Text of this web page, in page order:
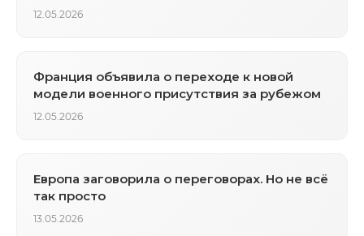
12.05.2026
Франция объявила о переходе к новой
модели военного присутствия за рубежом
12.05.2026
Европа заговорила о переговорах. Но не всё
так просто
13.05.2026